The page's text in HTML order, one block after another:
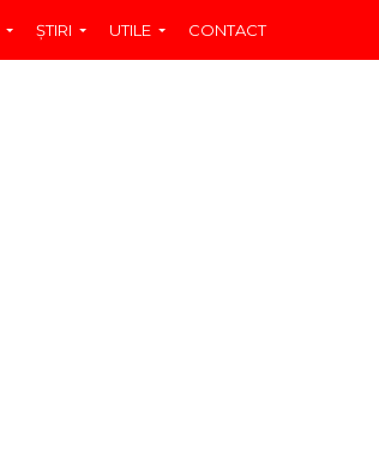
ŞTIRI UTILE CONTACT